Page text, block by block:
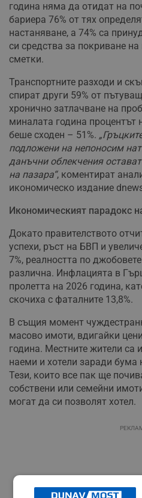
година няма да отидат на
бариера 76% от тях
настаняване, а 74% са
си средства за покриване
сметки.
Транспортните разходи и
спират други 59% от
хронично затлачване на
миналата година процентът
беше сходен – 51%.
подложени на непоносим
данъчни облекчения
на пазара“, коментират
икономическо издание
Икономическият парадокс
Докато правителството
успехи, ръст на БВП и
7%, реалността по
различна. Инфлацията в
пролетта на 2026 година,
скочиха с фаталните 13,8%.
В същия момент
масово имоти, вдигайки
година. Местните жители са
наеми и хотели заради
Тези, които все пак ще
собствени или семейни
могат да си позволят хотел.